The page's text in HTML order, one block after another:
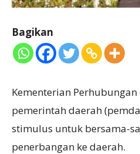
Bagikan
Kementerian Perhubungan
pemerintah daerah
stimulus untuk bersama-
penerbangan ke daerah.